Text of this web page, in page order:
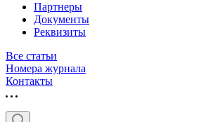
Партнеры
Документы
Реквизиты
Все статьи
Номера журнала
Контакты